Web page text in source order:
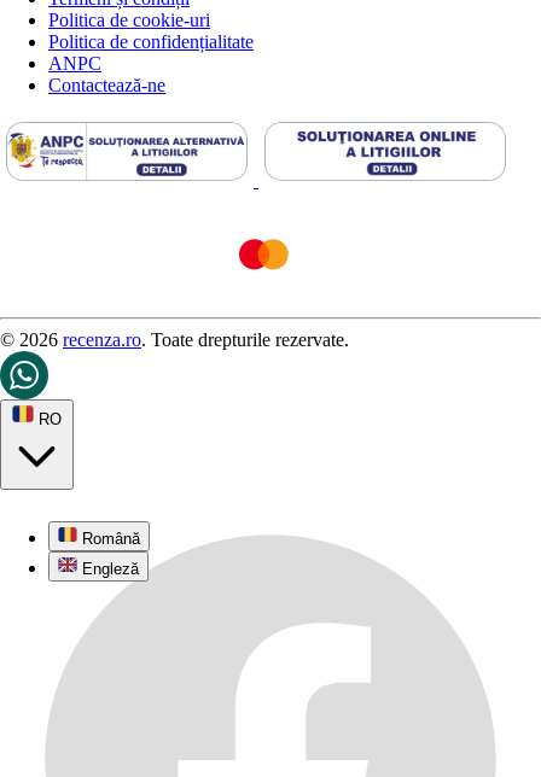
Politica de cookie-uri
Politica de confidențialitate
ANPC
Contactează-ne
© 2026 recenza.ro. Toate drepturile rezervate.
RO
Română
Engleză